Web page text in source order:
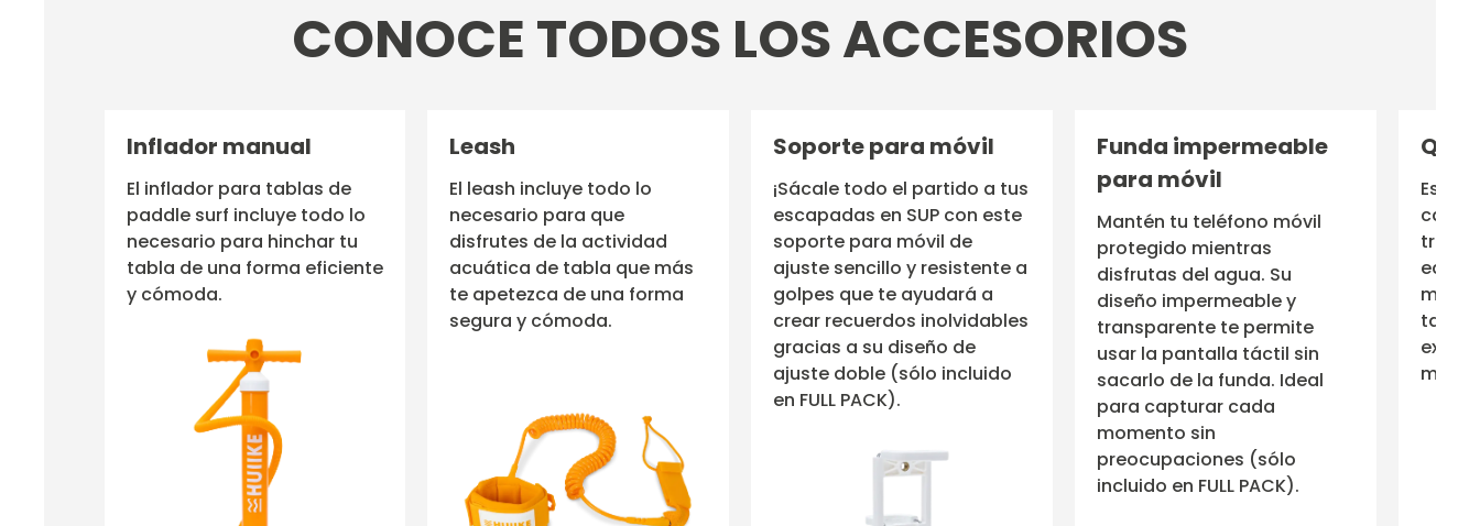
CONOCE TODOS LOS ACCESORIOS
Inflador manual
El inflador para tablas de
paddle surf incluye todo lo
necesario para hinchar tu
tabla de una forma eficiente
y cómoda.
Leash
El leash incluye todo lo
necesario para que
disfrutes de la actividad
acuática de tabla que más
te apetezca de una forma
segura y cómoda.
Soporte para móvil
¡Sácale todo el partido a tus
escapadas en SUP con este
soporte para móvil de
ajuste sencillo y resistente a
golpes que te ayudará a
crear recuerdos inolvidables
gracias a su diseño de
ajuste doble (sólo incluido
en FULL PACK).
Funda impermeable
para móvil
Mantén tu teléfono móvil
protegido mientras
disfrutas del agua. Su
diseño impermeable y
transparente te permite
usar la pantalla táctil sin
sacarlo de la funda. Ideal
para capturar cada
momento sin
preocupaciones (sólo
incluido en FULL PACK).
cada
tres
tabla,
más